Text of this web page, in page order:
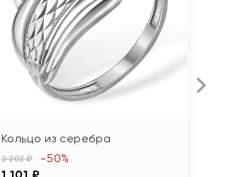
Кольцо из серебра
2 202 ₽
1 101 ₽
-50%